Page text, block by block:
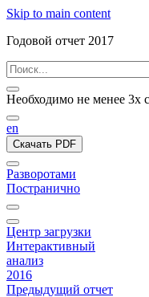
Skip to main content
Годовой отчет 2017
Необходимо не менее 3х
en
Скачать PDF
Разворотами
Постранично
Центр загрузки
Интерактивный
анализ
2016
Предыдущий отчет